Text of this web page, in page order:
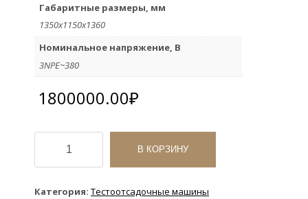
Габаритные размеры, мм
1350х1150х1360
Номинальное напряжение, В
3NPE~380
1800000.00₽
Количество
товара
Отсадочная
Eurodrop
В КОРЗИНУ
Категория: Тестоотсадочные машины